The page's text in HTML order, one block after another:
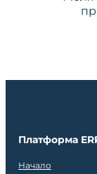
Платформа
Начало